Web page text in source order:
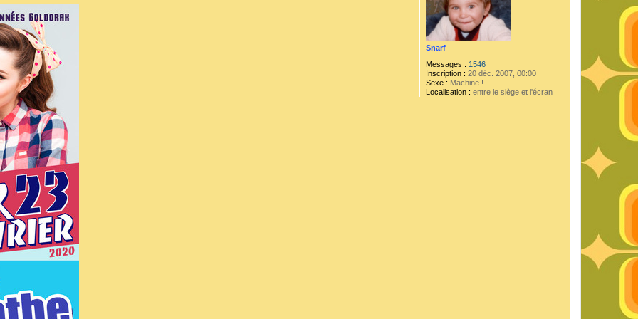
Snarf
Messages : 1546
Inscription : 20 déc. 2007, 00:00
Sexe : Machine !
Localisation : entre le siège et l'écran